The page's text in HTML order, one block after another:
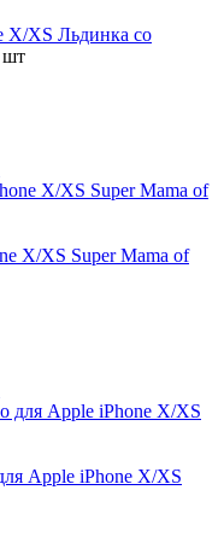
X/XS Льдинка со
шт
X/XS Super Mama of
Apple iPhone X/XS